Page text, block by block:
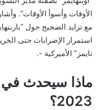
الأوقات وأسوأ الأوقات”.
مع تزايد الضجيج حول
استمرار الإضرابات حتى
تايمز” الأميركية -.
ماذا سيحدث في
2023؟